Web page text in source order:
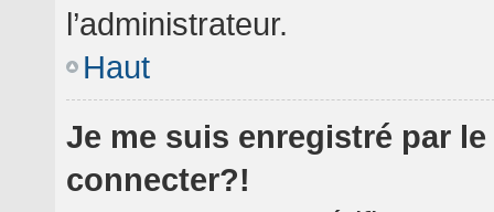
l’administrateur.
Haut
Je me suis enregistré par
connecter?!